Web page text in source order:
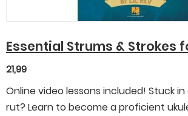
Essential Strums & Strokes
21,99
Online video lessons included! Stuck
rut? Learn to become a proficient